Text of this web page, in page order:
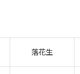
落花生